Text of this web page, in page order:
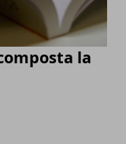
la